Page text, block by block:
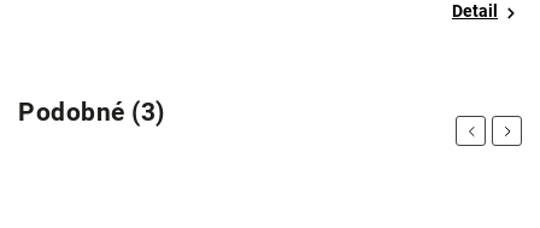
Detail
Podobné (3)
PreviousNext